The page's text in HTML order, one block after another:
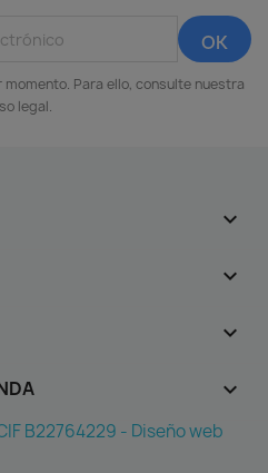
Para ello, consulte nuestra
legal.



keyboard_arrow_down
B22764229 - Diseño web